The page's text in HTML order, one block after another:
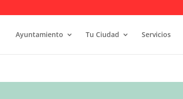
Ayuntamiento Tu Ciudad Servicios